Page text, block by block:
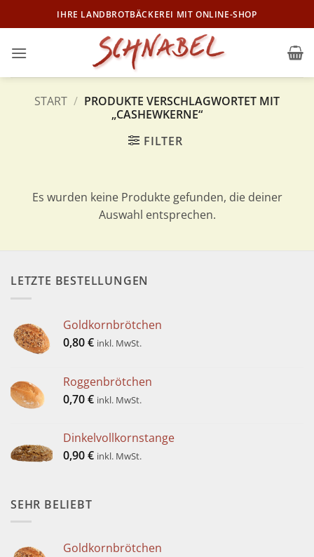
Inhalt
IHRE LANDBROTBÄCKEREI MIT ONLINE-SHOP
START / PRODUKTE VERSCHLAGWORTET MIT
„CASHEWKERNE“
FILTER
Es wurden keine Produkte gefunden, die deiner
Auswahl entsprechen.
LETZTE BESTELLUNGEN
Goldkornbrötchen
0,80€ inkl. MwSt.
Roggenbrötchen
0,70€ inkl. MwSt.
Dinkelvollkornstange
0,90€ inkl. MwSt.
SEHR BELIEBT
Goldkornbrötchen